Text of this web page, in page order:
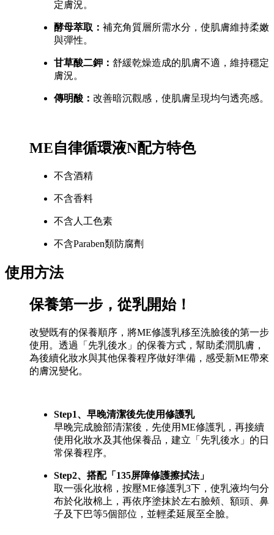
定膚況。
酵母萃取： 補充角質層所需水分，使肌膚維持柔嫩
與彈性。
甘草酸二鉀： 舒緩乾燥造成的肌膚不適，維持穩定
膚況。
傳明酸： 改善暗沉觀感，使肌膚呈現均勻透亮感。
ME自律循環液N配方特色
不含酒精
不含香料
不含人工色素
不含Paraben類防腐劑
使用方法
保養第一步，從乳開始！
改變既有的保養順序，將ME修護乳移至洗臉後的第一步
使用。透過「先乳後水」的保養方式，幫助柔潤肌膚，
為後續化妝水與其他保養程序做好準備，感受新ME帶來
的膚況變化。
Step1、早晚清潔後先使用修護乳
早晚完成臉部清潔後，先使用ME修護乳，再接續
使用化妝水及其他保養品，建立「先乳後水」的日
常保養程序。
Step2、搭配「135屏障修護擦拭法」
取一張化妝棉，按壓ME修護乳3下，使乳液均勻分
布於化妝棉上，再依序塗抹於左右臉頰、額頭、鼻
子及下巴等5個部位，並輕柔延展至全臉。